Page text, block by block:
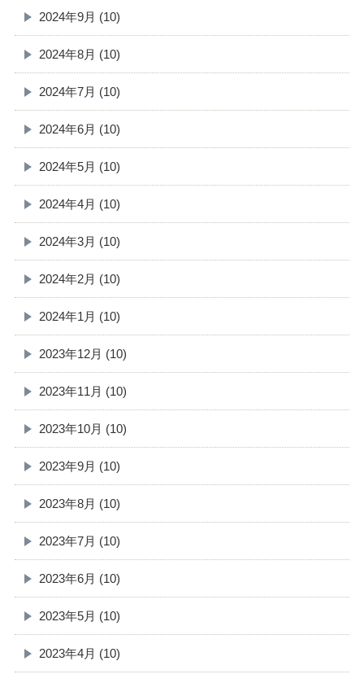
2024年9月 (10)
2024年8月 (10)
2024年7月 (10)
2024年6月 (10)
2024年5月 (10)
2024年4月 (10)
2024年3月 (10)
2024年2月 (10)
2024年1月 (10)
2023年12月 (10)
2023年11月 (10)
2023年10月 (10)
2023年9月 (10)
2023年8月 (10)
2023年7月 (10)
2023年6月 (10)
2023年5月 (10)
2023年4月 (10)